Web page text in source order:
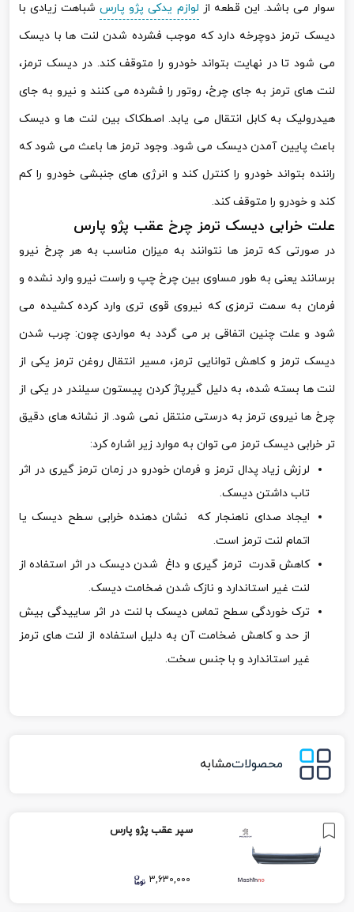
سوار می باشد. این قطعه از لوازم یدکی پژو پارسشباهت زیادی با
دیسک ترمز دوچرخه دارد که موجب فشرده شدن لنت ها با دیسک
می شود تا در نهایت بتواند خودرو را متوقف کند. در دیسک ترمز،
لنت های ترمز به جای چرخ، روتور را فشرده می کنند و نیرو به جای
هیدرولیک به کابل انتقال می یابد. اصطکاک بین لنت ها و دیسک
باعث پایین آمدن دیسک می شود. وجود ترمز ها باعث می شود که
راننده بتواند خودرو را کنترل کند و انرژی های جنبشی خودرو را کم
کند و خودرو را متوقف کند.
علت خرابی دیسک ترمز چرخ عقب پژو پارس
در صورتی که ترمز ها نتوانند به میزان مناسب به هر چرخ نیرو
برسانند یعنی به طور مساوی بین چرخ چپ و راست نیرو وارد نشده و
فرمان به سمت ترمزی که نیروی قوی تری وارد کرده کشیده می
شود و علت چنین اتفاقی بر می گردد به مواردی چون: چرب شدن
دیسک ترمز و کاهش توانایی ترمز، مسیر انتقال روغن ترمز یکی از
لنت ها بسته شده، به دلیل گیرپاژ کردن پیستون سیلندر در یکی از
چرخ ها نیروی ترمز به درستی منتقل نمی شود. از نشانه های دقیق
تر خرابی دیسک ترمز می توان به موارد زیر اشاره کرد:
لرزش زیاد پدال ترمز و فرمان خودرو در زمان ترمز گیری در اثر
تاب داشتن دیسک.
ایجاد صدای ناهنجار که نشان دهنده خرابی سطح دیسک یا
اتمام لنت ترمز است.
کاهش قدرت ترمز گیری و داغ شدن دیسک در اثر استفاده از
لنت غیر استاندارد و نازک شدن ضخامت دیسک.
ترک خوردگی سطح تماس دیسک با لنت در اثر ساییدگی بیش
از حد و کاهش ضخامت آن به دلیل استفاده از لنت های ترمز
غیر استاندارد و با جنس سخت.
محصولاتمشابه
سپر عقب پژو پارس
3,630,000